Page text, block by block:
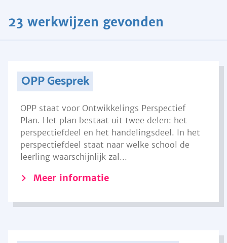
23 werkwijzen gevonden
OPP Gesprek
OPP staat voor Ontwikkelings Perspectief
Plan. Het plan bestaat uit twee delen: het
perspectiefdeel en het handelingsdeel. In het
perspectiefdeel staat naar welke school de
leerling waarschijnlijk zal...
Meer informatie